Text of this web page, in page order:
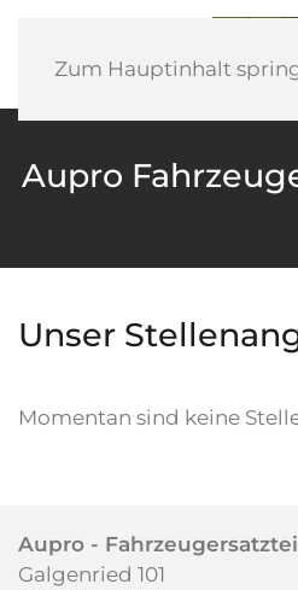
Zum Hauptinhalt
Aupro
Unser
Momentan sind keine
Aupro -
Galgenried 101